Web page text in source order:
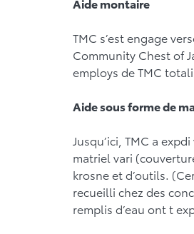
TMC s’est engage
Community Chest of
employs de TMC
Aide sous forme de
Jusqu’ici, TMC a
matriel vari
krosne et d’outils.
recueilli chez des
remplis d’eau ont t